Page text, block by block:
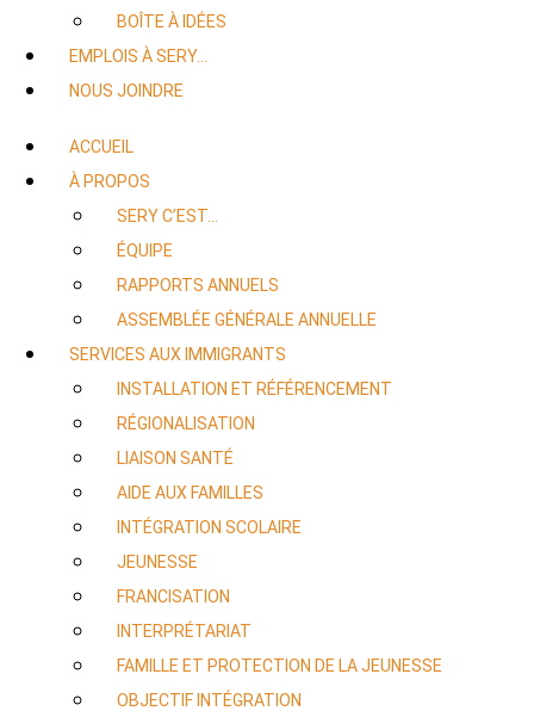
BOÎTE À IDÉES
EMPLOIS À SERY…
NOUS JOINDRE
ACCUEIL
À PROPOS
SERY C’EST…
ÉQUIPE
RAPPORTS ANNUELS
ASSEMBLÉE GÉNÉRALE ANNUELLE
SERVICES AUX IMMIGRANTS
INSTALLATION ET RÉFÉRENCEMENT
RÉGIONALISATION
LIAISON SANTÉ
AIDE AUX FAMILLES
INTÉGRATION SCOLAIRE
JEUNESSE
FRANCISATION
INTERPRÉTARIAT
FAMILLE ET PROTECTION DE LA JEUNESSE
OBJECTIF INTÉGRATION